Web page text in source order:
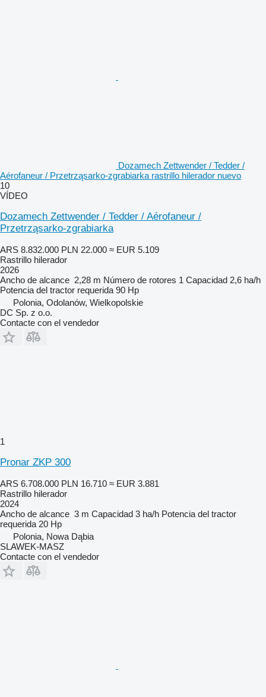
Dozamech Zettwender / Tedder /
Aérofaneur / Przetrząsarko-zgrabiarka rastrillo hilerador nuevo
10
VÍDEO
Dozamech Zettwender / Tedder / Aérofaneur /
Przetrząsarko-zgrabiarka
ARS 8.832.000 PLN 22.000 ≈ EUR 5.109
Rastrillo hilerador
2026
Ancho de alcance 2,28 m Número de rotores 1 Capacidad 2,6 ha/h
Potencia del tractor requerida 90 Hp
Polonia, Odolanów, Wielkopolskie
DC Sp. z o.o.
Contacte con el vendedor
1
Pronar ZKP 300
ARS 6.708.000 PLN 16.710 ≈ EUR 3.881
Rastrillo hilerador
2024
Ancho de alcance 3 m Capacidad 3 ha/h Potencia del tractor
requerida 20 Hp
Polonia, Nowa Dąbia
SLAWEK-MASZ
Contacte con el vendedor